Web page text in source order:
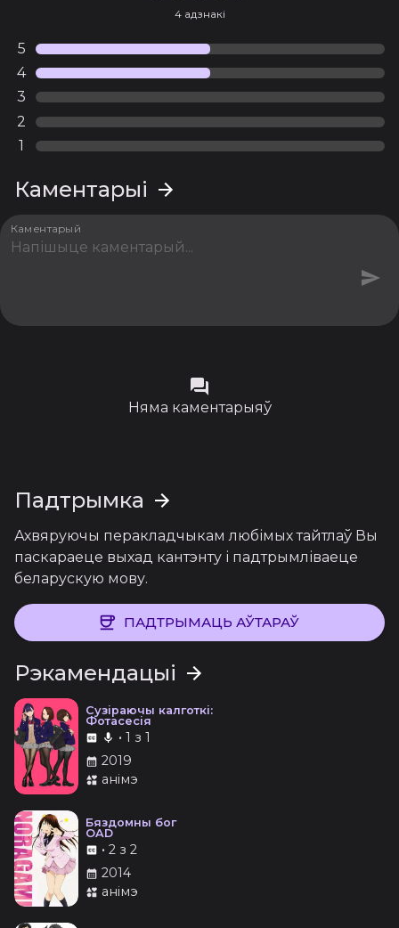
4 адзнакі
5
4
3
2
1
Каментарыі
Каментарый
Няма каментарыяў
Падтрымка
Ахвяруючы перакладчыкам любімых тайтлаў Вы
паскараеце выхад кантэнту і падтрымліваеце
беларускую мову.
ПАДТРЫМАЦЬ АЎТАРАЎ
Рэкамендацыі
Сузіраючы калготкі:
Фотасесія
• 1 з 1
2019
анімэ
Бяздомны бог
OAD
• 2 з 2
2014
анімэ